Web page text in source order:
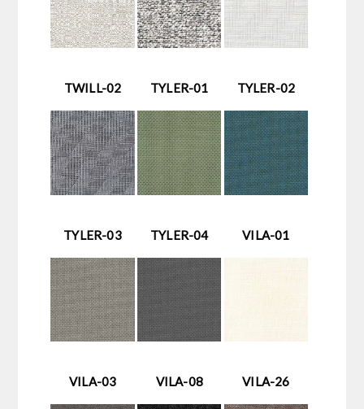
TWILL-02 TYLER-01 TYLER-02
TYLER-03 TYLER-04 VILA-01
VILA-03 VILA-08 VILA-26